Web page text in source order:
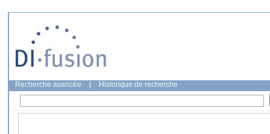
Recherche avancée Historique de recherche